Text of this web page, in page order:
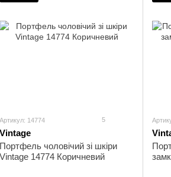
Артикул: 14774 5
Vintage
Портфель чоловічий зі шкіри
Vintage 14774 Коричневий